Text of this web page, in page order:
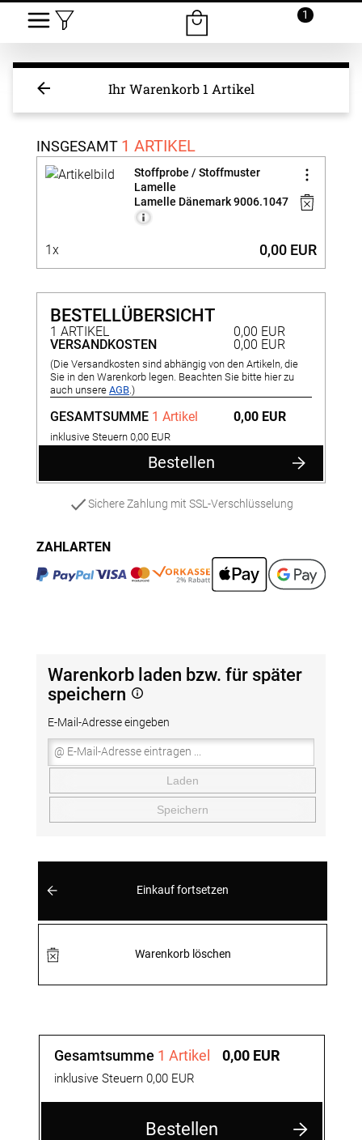
1
Ihr Warenkorb 1 Artikel
INSGESAMT 1 ARTIKEL
Stoffprobe / Stoffmuster
Lamelle
Lamelle Dänemark 9006.1047
0,00 EUR
1x
Warenkorb laden bzw. für später
speichern
E-Mail-Adresse eingeben
Laden
Speichern
Einkauf fortsetzen
Warenkorb löschen
BESTELLÜBERSICHT
1 ARTIKEL
0,00 EUR
VERSANDKOSTEN
0,00 EUR
(Die Versandkosten sind abhängig von den Artikeln, die
Sie in den Warenkorb legen. Beachten Sie bitte hier zu
auch unsere AGB.)
GESAMTSUMME 1 Artikel
inklusive Steuern 0,00 EUR
0,00 EUR
Bestellen
Sichere Zahlung mit SSL-Verschlüsselung
ZAHLARTEN
Gesamtsumme 1 Artikel
inklusive Steuern 0,00 EUR
0,00 EUR
Bestellen